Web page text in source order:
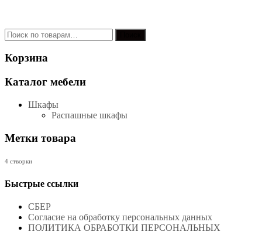
Искать:
Корзина
Каталог мебели
Шкафы
Распашные шкафы
Метки товара
4 створки
Быстрые ссылки
СБЕР
Согласие на обработку персональных данных
ПОЛИТИКА ОБРАБОТКИ ПЕРСОНАЛЬНЫХ